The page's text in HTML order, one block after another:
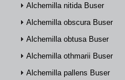
Alchemilla nitida Buser
Alchemilla obscura Buser
Alchemilla obtusa Buser
Alchemilla othmarii Buser
Alchemilla pallens Buser